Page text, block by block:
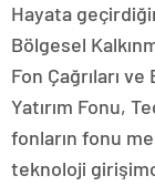
Hayata
Bölgesel
Fon Çağrıları
Yatırım Fonu,
fonların fonu
teknoloji